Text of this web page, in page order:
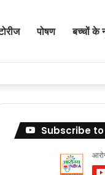
पोषण बच्चों के
Subscribe